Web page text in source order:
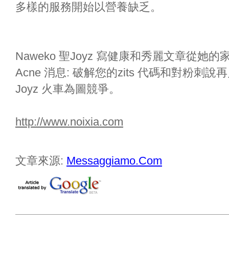
多樣的服務開始以營養缺乏。
Naweko 聖Joyz 寫健康和秀麗文章從她的
Acne 消息: 破解您的zits 代碼和對粉刺說
Joyz 火車為圖競爭。
http://www.noixia.com
文章來源: Messaggiamo.Com